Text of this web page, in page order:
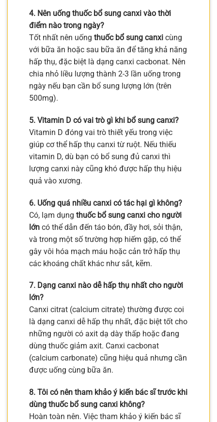
4. Nên uống thuốc bổ sung canxi vào thời
điểm nào trong ngày?
Tốt nhất nên uống thuốc bổ sung canxi cùng
với bữa ăn hoặc sau bữa ăn để tăng khả năng
hấp thụ, đặc biệt là dạng canxi cacbonat. Nên
chia nhỏ liều lượng thành 2-3 lần uống trong
ngày nếu bạn cần bổ sung lượng lớn (trên
500mg).
5. Vitamin D có vai trò gì khi bổ sung canxi?
Vitamin D đóng vai trò thiết yếu trong việc
giúp cơ thể hấp thụ canxi từ ruột. Nếu thiếu
vitamin D, dù bạn có bổ sung đủ canxi thì
lượng canxi này cũng khó được hấp thụ hiệu
quả vào xương.
6. Uống quá nhiều canxi có tác hại gì không?
Có, lạm dụng thuốc bổ sung canxi cho người
lớn có thể dẫn đến táo bón, đầy hơi, sỏi thận,
và trong một số trường hợp hiếm gặp, có thể
gây vôi hóa mạch máu hoặc cản trở hấp thụ
các khoáng chất khác như sắt, kẽm.
7. Dạng canxi nào dễ hấp thụ nhất cho người
lớn?
Canxi citrat (calcium citrate) thường được coi
là dạng canxi dễ hấp thụ nhất, đặc biệt tốt cho
những người có axit dạ dày thấp hoặc đang
dùng thuốc giảm axit. Canxi cacbonat
(calcium carbonate) cũng hiệu quả nhưng cần
được uống cùng bữa ăn.
8. Tôi có nên tham khảo ý kiến bác sĩ trước khi
dùng thuốc bổ sung canxi không?
Hoàn toàn nên. Việc tham khảo ý kiến bác sĩ